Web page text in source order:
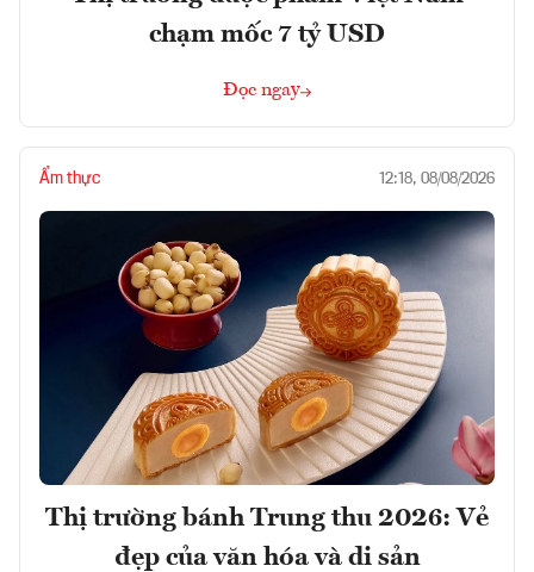
chạm mốc 7 tỷ USD
Đọc ngay
Ẩm thực 12:18, 08/08/2026
Thị trường bánh Trung thu 2026: Vẻ
đẹp của văn hóa và di sản